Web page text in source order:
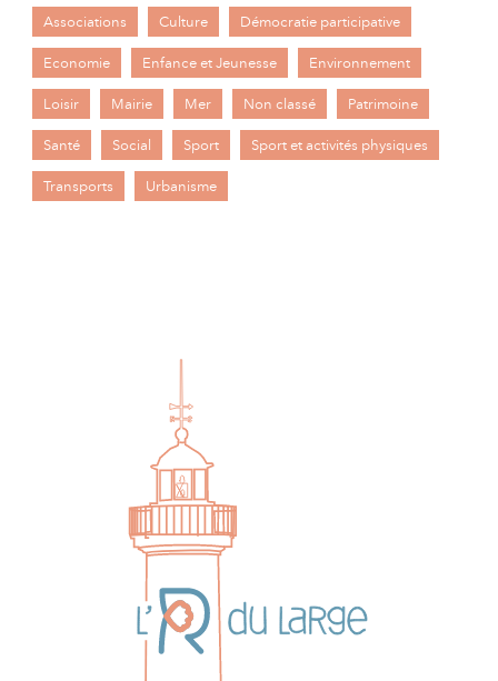
Associations Culture Démocratie participative
Economie Enfance et Jeunesse Environnement
Loisir Mairie Mer Non classé Patrimoine
Santé Social Sport Sport et activités physiques
Transports Urbanisme